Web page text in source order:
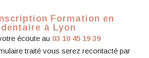
Formation en
à Lyon
écoute au 03 10 45 19 39
traité vous serez recontacté par